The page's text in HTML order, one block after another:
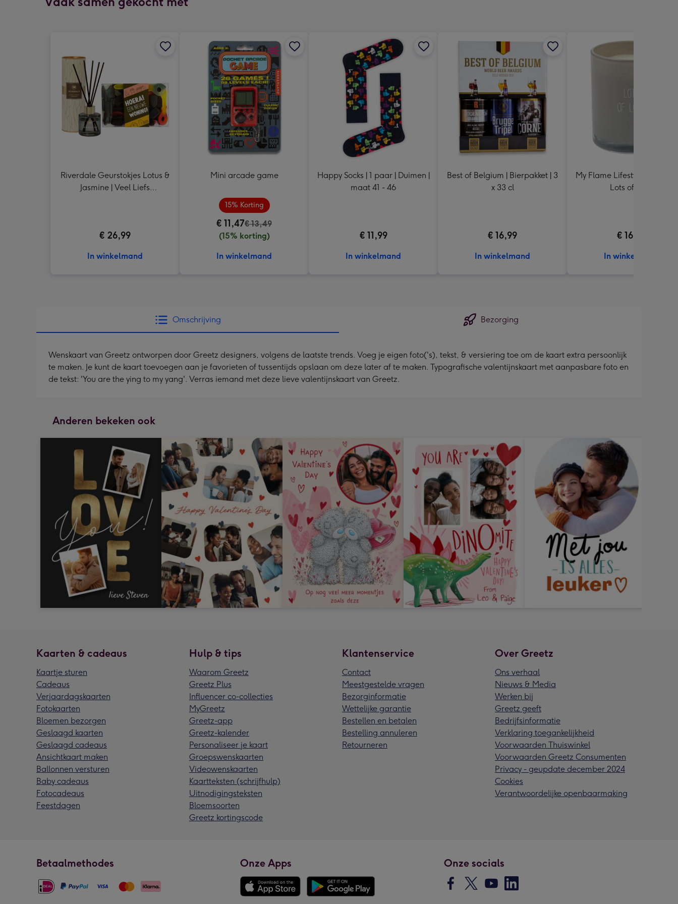
Riverdale Geurstokjes Lotus &
Jasmine | Veel Liefs
€ 26,99
In winkelmand
Mini arcade game
15% Korting
€ 11,47€ 13,49
(15% korting)
In winkelmand
Happy Socks | 1 paar | Duimen |
maat 41 - 46
€ 11,99
In winkelmand
Best of Belgium | Bierpakket | 3
x 33 cl
€ 16,99
In winkelmand
My Flame Lifestyle |
Lots of Love
€ 16,99
In winkelmand
Omschrijving Bezorging
Wenskaart van Greetz ontworpen door Greetz designers, volgens de laatste trends. Voeg je eigen foto('s), tekst, & versiering toe om de kaart extra persoonlijk
te maken. Je kunt de kaart toevoegen aan je favorieten of tussentijds opslaan om deze later af te maken. Typografische valentijnskaart met aanpasbare foto en
de tekst: 'You are the ying to my yang'. Verras iemand met deze lieve valentijnskaart van Greetz.
Anderen bekeken ook
Kaarten & cadeaus
Kaartje sturen
Cadeaus
Verjaardagskaarten
Fotokaarten
Bloemen bezorgen
Geslaagd kaarten
Geslaagd cadeaus
Ansichtkaart maken
Ballonnen versturen
Baby cadeaus
Fotocadeaus
Feestdagen
Hulp & tips
Waarom Greetz
Greetz Plus
Influencer co-collecties
MyGreetz
Greetz-app
Greetz-kalender
Personaliseer je kaart
Groepswenskaarten
Videowenskaarten
Kaartteksten (schrijfhulp)
Uitnodigingsteksten
Bloemsoorten
Greetz kortingscode
Klantenservice
Contact
Meestgestelde vragen
Bezorginformatie
Wettelijke garantie
Bestellen en betalen
Bestelling annuleren
Retourneren
Over Greetz
Ons verhaal
Nieuws & Media
Werken bij
Greetz geeft
Bedrijfsinformatie
Verklaring toegankelijkheid
Voorwaarden Thuiswinkel
Voorwaarden Greetz Consumenten
Privacy - geupdate december 2024
Cookies
Verantwoordelijke openbaarmaking
Betaalmethodes Onze Apps Onze socials